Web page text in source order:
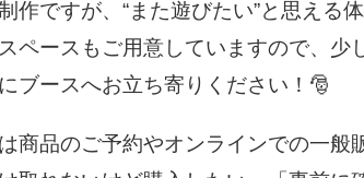
作ですが、“また遊びたい”と思える
ペースもご用意していますので、少
ブースへお立ち寄りください！🎅
商品のご予約やオンラインでの一般